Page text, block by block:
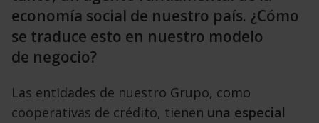
economía social de nuestro país. ¿Cómo
se traduce esto en nuestro modelo
de negocio?
Las entidades de nuestro Grupo, como
cooperativas de crédito, tienen una especial